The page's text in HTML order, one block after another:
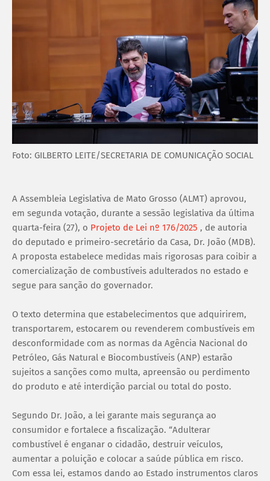
Foto: GILBERTO LEITE/SECRETARIA DE COMUNICAÇÃO SOCIAL
A Assembleia Legislativa de Mato Grosso (ALMT) aprovou,
em segunda votação, durante a sessão legislativa da última
quarta-feira (27), o Projeto de Lei nº 176/2025 , de autoria
do deputado e primeiro-secretário da Casa, Dr. João (MDB).
A proposta estabelece medidas mais rigorosas para coibir a
comercialização de combustíveis adulterados no estado e
segue para sanção do governador.
O texto determina que estabelecimentos que adquirirem,
transportarem, estocarem ou revenderem combustíveis em
desconformidade com as normas da Agência Nacional do
Petróleo, Gás Natural e Biocombustíveis (ANP) estarão
sujeitos a sanções como multa, apreensão ou perdimento
do produto e até interdição parcial ou total do posto.
Segundo Dr. João, a lei garante mais segurança ao
consumidor e fortalece a fiscalização. “Adulterar
combustível é enganar o cidadão, destruir veículos,
aumentar a poluição e colocar a saúde pública em risco.
Com essa lei, estamos dando ao Estado instrumentos claros